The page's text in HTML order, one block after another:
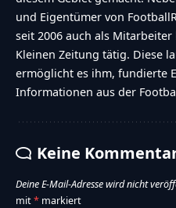
und Eigentümer von
seit 2006 auch als
Kleinen Zeitung tätig. Diese
ermöglicht es ihm, fundierte
Informationen aus der
Keine
Deine E-Mail-Adresse wird nicht
mit* markiert